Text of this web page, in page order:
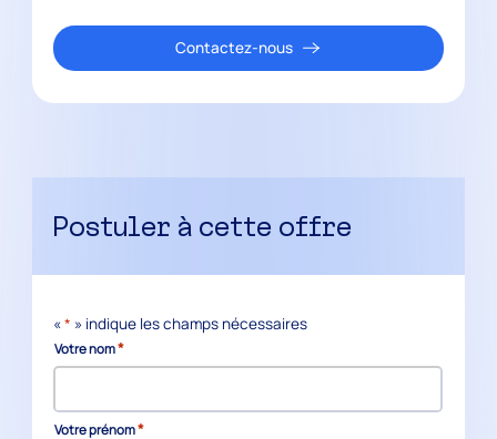
Contactez-nous
Postuler à cette offre
«* » indique les champs nécessaires
Votre nom*
Votre prénom*